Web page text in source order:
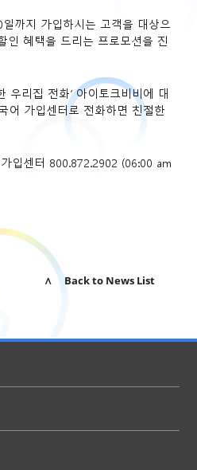
까지 가입하시는 고객을 대상으
인 혜택을 드리는 프로모션을 진
우리집 전화’ 아이토크비비에 대
어 가입센터로 전화하면 친절한
입센터 800.872.2902 (06:00 am
∧ Back to News List